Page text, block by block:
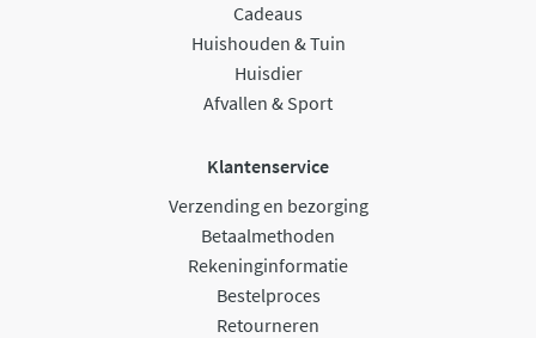
Cadeaus
Huishouden & Tuin
Huisdier
Afvallen & Sport
Klantenservice
Verzending en bezorging
Betaalmethoden
Rekeninginformatie
Bestelproces
Retourneren